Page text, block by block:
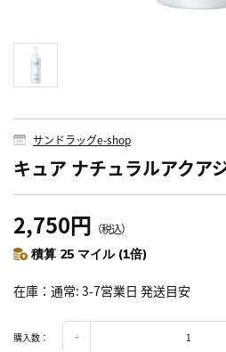
サンドラッグe-shop
キュア ナチュラルアクア
2,750円 （税込）
積算 25 マイル (1倍)
在庫 通常: 3-7営業日 発送目安
購入数：